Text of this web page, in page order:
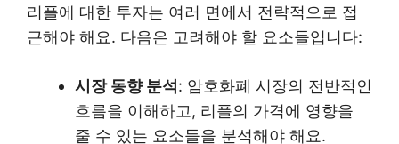
리플에 대한 투자는 여러 면에서 전략적으로 접
근해야 해요. 다음은 고려해야 할 요소들입니다:
시장 동향 분석 : 암호화폐 시장의 전반적인
흐름을 이해하고, 리플의 가격에 영향을
줄 수 있는 요소들을 분석해야 해요.